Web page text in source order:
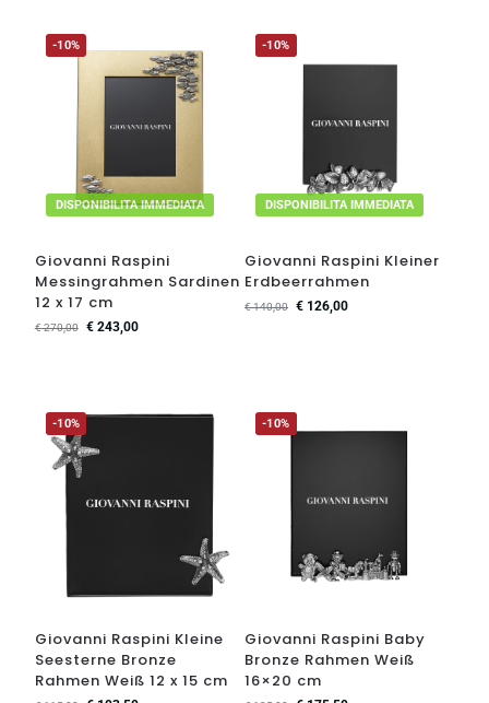
-10%
DISPONIBILITA IMMEDIATA
Giovanni Raspini
Messingrahmen Sardinen
12 x 17 cm
€270,00 €243,00
-10%
DISPONIBILITA IMMEDIATA
Giovanni Raspini Kleiner
Erdbeerrahmen
€140,00 € 126,00
-10%
Giovanni Raspini Kleine
Seesterne Bronze
Rahmen Weiß 12 x 15 cm
-10%
Giovanni Raspini Baby
Bronze Rahmen Weiß
16×20 cm